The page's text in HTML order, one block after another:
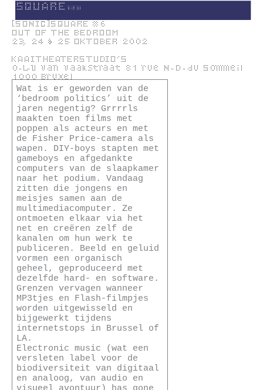
Skip
content
Wat is er geworden van de
‘bedroom politics’ uit de
jaren negentig? Grrrrls
maakten toen films met
poppen als acteurs en met
de Fisher Price-camera als
wapen. DIY-boys stapten met
gameboys en afgedankte
computers van de slaapkamer
naar het podium. Vandaag
zitten die jongens en
meisjes samen aan de
multimediacomputer. Ze
ontmoeten elkaar via het
net en creëren zelf de
kanalen om hun werk te
publiceren. Beeld en geluid
vormen een organisch
geheel, geproduceerd met
dezelfde hard- en software.
Grenzen vervagen wanneer
MP3tjes en Flash-filmpjes
worden uitgewisseld en
bijgewerkt tijdens
internetstops in Brussel of
LA.
Electronic music (wat een
versleten label voor de
biodiversiteit van digitaal
en analoog, van audio en
visueel avontuur) has gone